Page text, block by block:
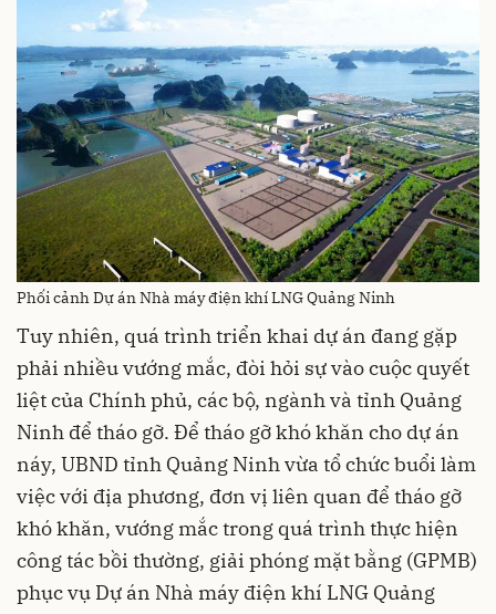
Phối cảnh Dự án Nhà máy điện khí LNG Quảng Ninh
Tuy nhiên, quá trình triển khai dự án đang gặp
phải nhiều vướng mắc, đòi hỏi sự vào cuộc quyết
liệt của Chính phủ, các bộ, ngành và tỉnh Quảng
Ninh để tháo gỡ. Để tháo gỡ khó khăn cho dự án
náy, UBND tỉnh Quảng Ninh vừa tổ chức buổi làm
việc với địa phương, đơn vị liên quan để tháo gỡ
khó khăn, vướng mắc trong quá trình thực hiện
công tác bồi thường, giải phóng mặt bằng (GPMB)
phục vụ Dự án Nhà máy điện khí LNG Quảng